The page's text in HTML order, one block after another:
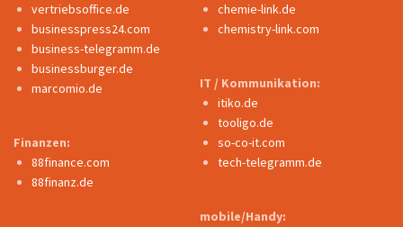
vertriebsoffice.de
businesspress24.com
business-telegramm.de
businessburger.de
marcomio.de
Finanzen:
88finance.com
88finanz.de
chemie-link.de
chemistry-link.com
IT / Kommunikation:
itiko.de
tooligo.de
so-co-it.com
tech-telegramm.de
mobile/Handy: